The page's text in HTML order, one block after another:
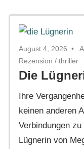
August 4, 2026
Rezension / thriller
Die
Ihre
keinen anderen
Verbindungen
Lügnerin von